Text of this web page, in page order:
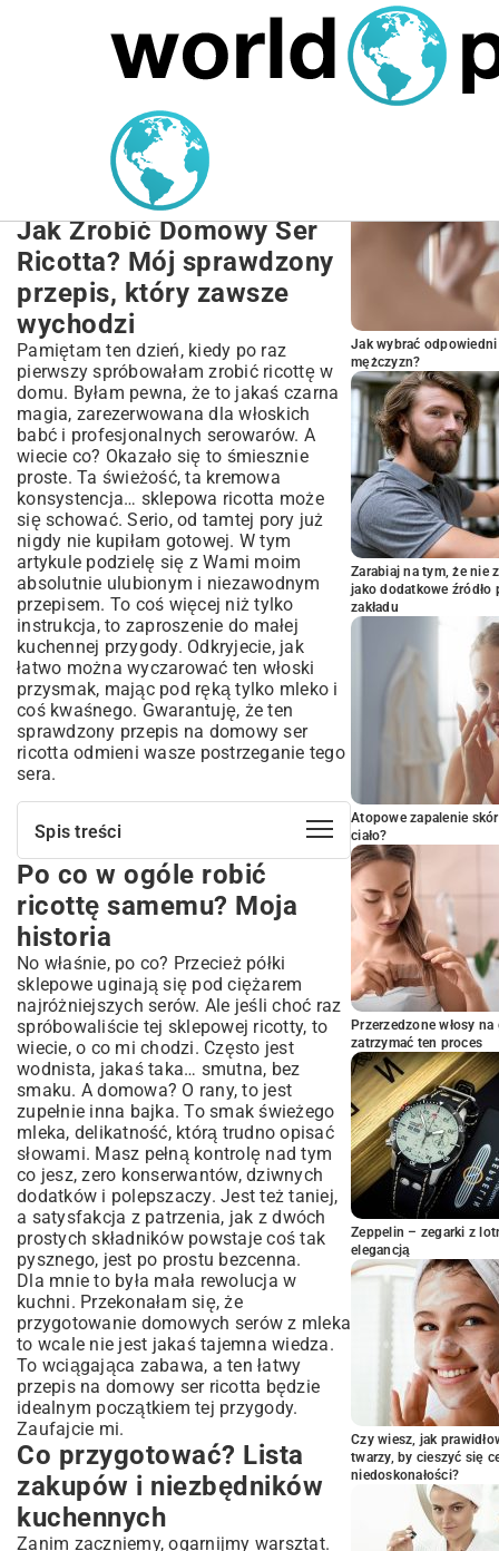
MARIUSZ ŁAMAGA 27.09.2025
Przepis na Domowy Ser
Ricotta: Krok Po Kroku –
Łatwy i Pyszny!
Jak Zrobić Domowy Ser
Ricotta? Mój sprawdzony
przepis, który zawsze
wychodzi
Pamiętam ten dzień, kiedy po raz
pierwszy spróbowałam zrobić ricottę w
domu. Byłam pewna, że to jakaś czarna
magia, zarezerwowana dla włoskich
babć i profesjonalnych serowarów. A
wiecie co? Okazało się to śmiesznie
proste. Ta świeżość, ta kremowa
konsystencja… sklepowa ricotta może
się schować. Serio, od tamtej pory już
nigdy nie kupiłam gotowej. W tym
artykule podzielę się z Wami moim
absolutnie ulubionym i niezawodnym
przepisem. To coś więcej niż tylko
instrukcja, to zaproszenie do małej
kuchennej przygody. Odkryjecie, jak
łatwo można wyczarować ten włoski
przysmak, mając pod ręką tylko mleko i
coś kwaśnego. Gwarantuję, że ten
sprawdzony przepis na domowy ser
ricotta odmieni wasze postrzeganie tego
sera.
Spis treści
Po co w ogóle robić ricottę samemu?
Moja historia
Co przygotować? Lista zakupów i
niezbędników kuchennych
Mój przepis na domowy ser ricotta krok
po kroku (wersja dla opornych)
Gdy klasyka to za mało – czyli jak się
bawić smakiem ricotty
Coś poszło nie tak? Spokojnie, mi też się
zdarzało
I co teraz z tym serem? Moje ulubione
pomysły
To co, spróbujesz?
Po co w ogóle robić
ricottę samemu? Moja
historia
No właśnie, po co? Przecież półki
sklepowe uginają się pod ciężarem
najróżniejszych serów. Ale jeśli choć raz
spróbowaliście tej sklepowej ricotty, to
wiecie, o co mi chodzi. Często jest
wodnista, jakaś taka… smutna, bez
smaku. A domowa? O rany, to jest
zupełnie inna bajka. To smak świeżego
mleka, delikatność, którą trudno opisać
słowami. Masz pełną kontrolę nad tym
co jesz, zero konserwantów, dziwnych
dodatków i polepszaczy. Jest też taniej,
a satysfakcja z patrzenia, jak z dwóch
prostych składników powstaje coś tak
pysznego, jest po prostu bezcenna.
Dla mnie to była mała rewolucja w
kuchni. Przekonałam się, że
przygotowanie domowych serów z mleka
to wcale nie jest jakaś tajemna wiedza.
To wciągająca zabawa, a ten łatwy
przepis na domowy ser ricotta będzie
idealnym początkiem tej przygody.
Zaufajcie mi.
Co przygotować? Lista
zakupów i niezbędników
kuchennych
Zanim zaczniemy, ogarnijmy warsztat.
Jak wybrać
mężczyzn?
Zarabiaj na tym, że nie
jako dodatkowe
zakładu
Atopowe zapalenie
ciało?
Przerzedzone włosy
zatrzymać ten proces
Zeppelin – zegarki z
elegancją
Czy wiesz, jak
twarzy, by cieszyć się
niedoskonałości?